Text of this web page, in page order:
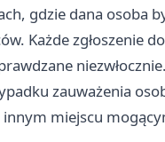
gdzie dana osoba
Każde zgłoszenie
zauważenia
innym miejscu